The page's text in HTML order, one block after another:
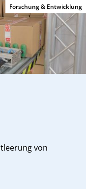
Forschung & Entwicklung
von